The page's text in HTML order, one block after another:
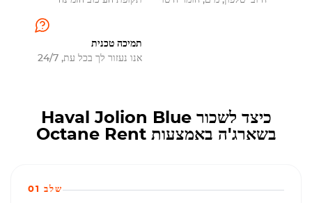
תמיכה טכנית
אנו נעזור לך בכל עת, 24/7
כיצד לשכור Haval Jolion Blue
בשארג'ה באמצעות Octane Rent
שלב 01